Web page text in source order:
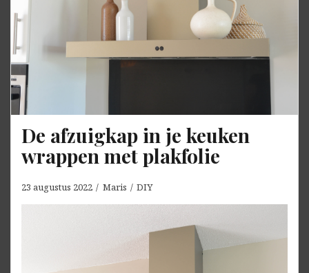
De afzuigkap in je keuken
wrappen met plakfolie
23 augustus 2022 Maris DIY